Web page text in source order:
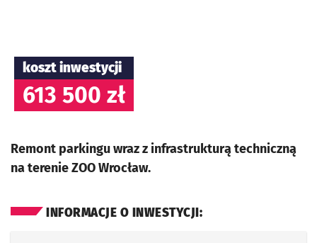
koszt inwestycji
613 500 zł
Remont parkingu wraz z infrastrukturą techniczną
na terenie ZOO Wrocław.
INFORMACJE O INWESTYCJI: